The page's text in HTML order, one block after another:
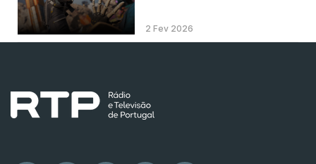
2 Fev 2026